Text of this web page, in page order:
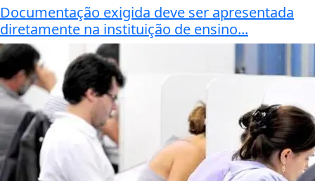
Documentação exigida deve ser apresentada
diretamente na instituição de ensino...